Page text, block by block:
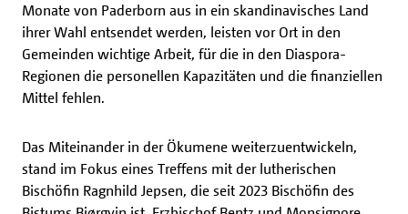
Monate von Paderborn aus in ein skandinavisches Land
ihrer Wahl entsendet werden, leisten vor Ort in den
Gemeinden wichtige Arbeit, für die in den Diaspora-
Regionen die personellen Kapazitäten und die finanziellen
Mittel fehlen.
Das Miteinander in der Ökumene weiterzuentwickeln,
stand im Fokus eines Treffens mit der lutherischen
Bischöfin Ragnhild Jepsen, die seit 2023 Bischöfin des